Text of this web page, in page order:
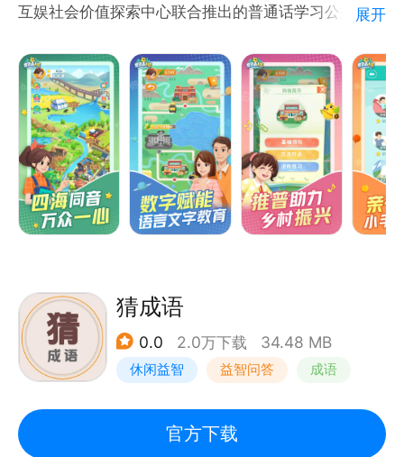
互娱社会价值探索中心联合推出的普通话学习公益游
2023年9月，在第26届全国推广普通话宣传周期间，
《普通话小镇》推出了全新青壮年农牧民版本，基于其
生产生活场景，新增1500多条新词句语料，通过场景
化的互动形式和丰富的小游戏答题玩法，提供数字化普
通话学习方式，充分发挥数字赋能国家通用语言文字推
广普及的作用。
展开
猜成语
0.0 2.0万下载 34.48 MB
休闲益智 益智问答 成语
官方下载